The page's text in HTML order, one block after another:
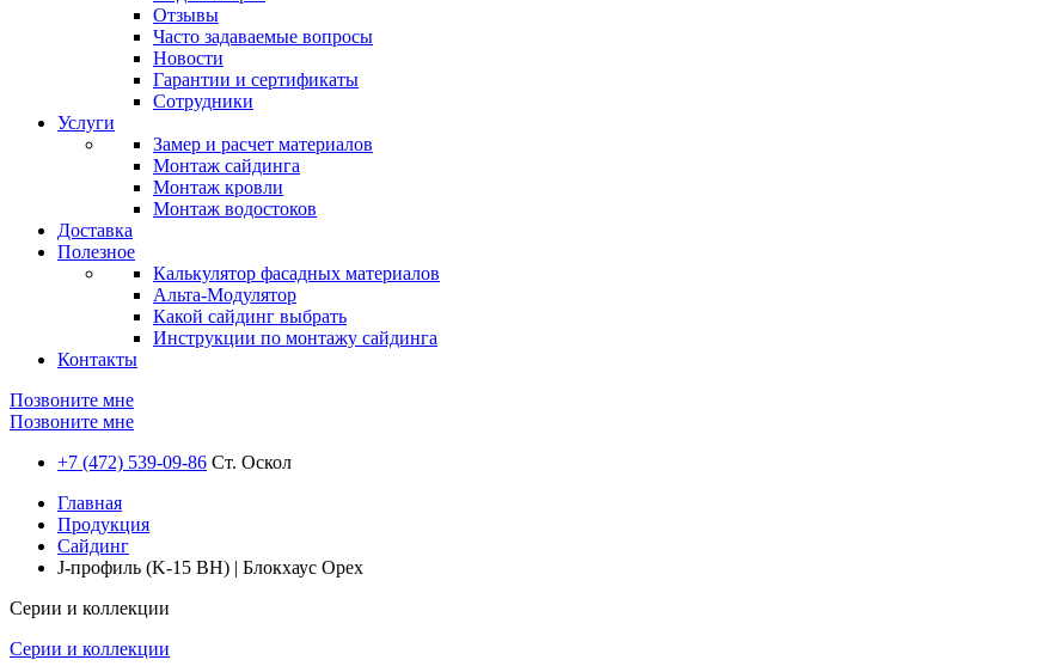
Отзывы
Часто задаваемые вопросы
Новости
Гарантии и сертификаты
Сотрудники
Услуги
Замер и расчет материалов
Монтаж сайдинга
Монтаж кровли
Монтаж водостоков
Доставка
Полезное
Калькулятор фасадных материалов
Альта-Модулятор
Какой сайдинг выбрать
Инструкции по монтажу сайдинга
Контакты
Позвоните мне
Позвоните мне
+7 (472) 539-09-86 Ст. Оскол
Главная
Продукция
Сайдинг
J-профиль (K-15 BH) | Блокхаус Орех
Серии и коллекции
Серии и коллекции